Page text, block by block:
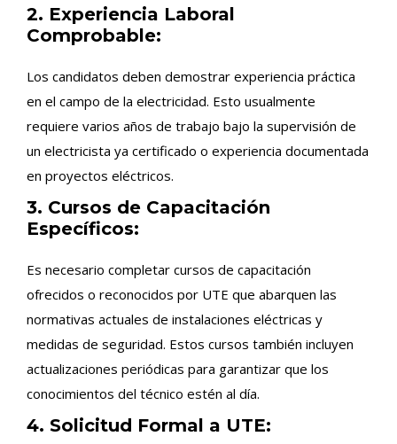
2. Experiencia Laboral
Comprobable:
Los candidatos deben demostrar experiencia práctica
en el campo de la electricidad. Esto usualmente
requiere varios años de trabajo bajo la supervisión de
un electricista ya certificado o experiencia documentada
en proyectos eléctricos.
3. Cursos de Capacitación
Específicos:
Es necesario completar cursos de capacitación
ofrecidos o reconocidos por UTE que abarquen las
normativas actuales de instalaciones eléctricas y
medidas de seguridad. Estos cursos también incluyen
actualizaciones periódicas para garantizar que los
conocimientos del técnico estén al día.
4. Solicitud Formal a UTE: